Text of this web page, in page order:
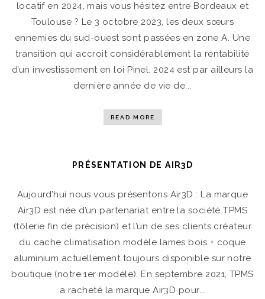
locatif en 2024, mais vous hésitez entre Bordeaux et
Toulouse ? Le 3 octobre 2023, les deux sœurs
ennemies du sud-ouest sont passées en zone A. Une
transition qui accroit considérablement la rentabilité
d’un investissement en loi Pinel. 2024 est par ailleurs la
dernière année de vie de...
READ MORE
PRÉSENTATION DE AIR3D
Aujourd’hui nous vous présentons Air3D : La marque
Air3D est née d’un partenariat entre la société TPMS
(tôlerie fin de précision) et l’un de ses clients créateur
du cache climatisation modèle lames bois + coque
aluminium actuellement toujours disponible sur notre
boutique (notre 1er modèle). En septembre 2021, TPMS
a racheté la marque Air3D pour...